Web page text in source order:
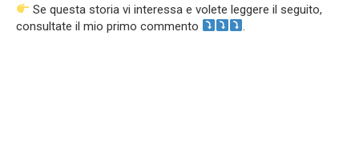
Se questa storia vi interessa e volete leggere il seguito,
consultate il mio primo commento
.